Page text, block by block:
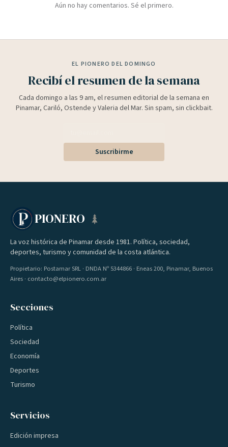
Aún no hay comentarios. Sé el primero.
EL PIONERO DEL DOMINGO
Recibí el resumen de la semana
Cada domingo a las 9 am, el resumen editorial de la semana en
Pinamar, Cariló, Ostende y Valeria del Mar. Sin spam, sin clickbait.
Suscribirme
PIONERO
La voz histórica de Pinamar desde 1981. Política, sociedad,
deportes, turismo y comunidad de la costa atlántica.
Propietario: Postamar SRL · DNDA Nº 5344866 · Eneas 200, Pinamar, Buenos
Aires · contacto@elpionero.com.ar
Secciones
Política
Sociedad
Economía
Deportes
Turismo
Servicios
Edición impresa